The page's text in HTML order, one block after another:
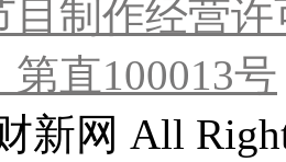
目制作经营
直100013号
新网 All